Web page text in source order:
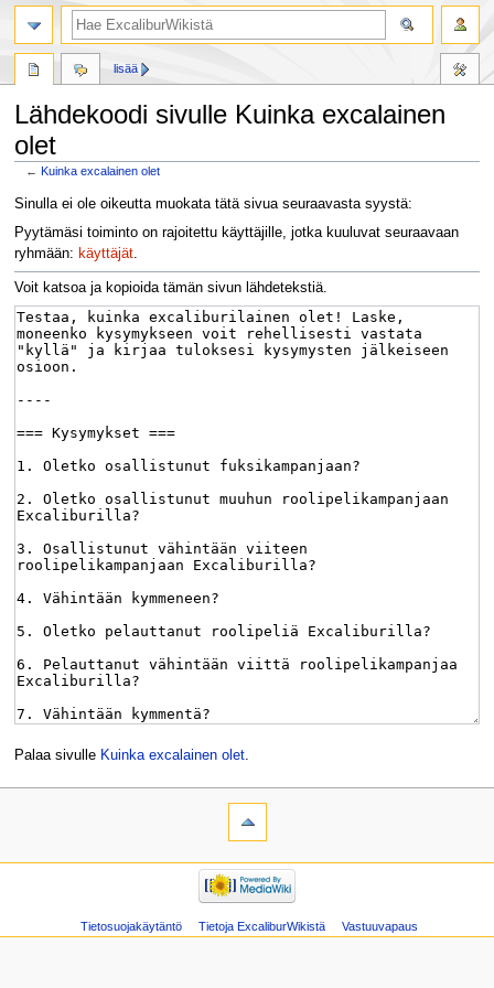
Lähdekoodi sivulle Kuinka excalainen
olet
← Kuinka excalainen olet
Siirry
navigaatioon
Siirry
hakuun
Sinulla ei ole oikeutta muokata tätä sivua seuraavasta syystä:
Pyytämäsi toiminto on rajoitettu käyttäjille, jotka kuuluvat seuraavaan
ryhmään: käyttäjät.
Voit katsoa ja kopioida tämän sivun lähdetekstiä.
Palaa sivulle Kuinka excalainen olet.
lisää
Tietosuojakäytäntö Tietoja ExcaliburWikistä Vastuuvapaus